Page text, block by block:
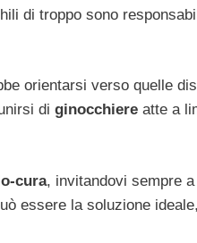
di troppo sono
orientarsi verso quelle
di ginocchiere atte a
cura, invitandovi sempre
essere la soluzione